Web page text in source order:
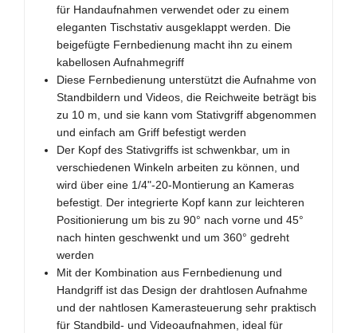
für Handaufnahmen verwendet oder zu einem
eleganten Tischstativ ausgeklappt werden. Die
beigefügte Fernbedienung macht ihn zu einem
kabellosen Aufnahmegriff
Diese Fernbedienung unterstützt die Aufnahme von
Standbildern und Videos, die Reichweite beträgt bis
zu 10 m, und sie kann vom Stativgriff abgenommen
und einfach am Griff befestigt werden
Der Kopf des Stativgriffs ist schwenkbar, um in
verschiedenen Winkeln arbeiten zu können, und
wird über eine 1/4"-20-Montierung an Kameras
befestigt. Der integrierte Kopf kann zur leichteren
Positionierung um bis zu 90° nach vorne und 45°
nach hinten geschwenkt und um 360° gedreht
werden
Mit der Kombination aus Fernbedienung und
Handgriff ist das Design der drahtlosen Aufnahme
und der nahtlosen Kamerasteuerung sehr praktisch
für Standbild- und Videoaufnahmen, ideal für